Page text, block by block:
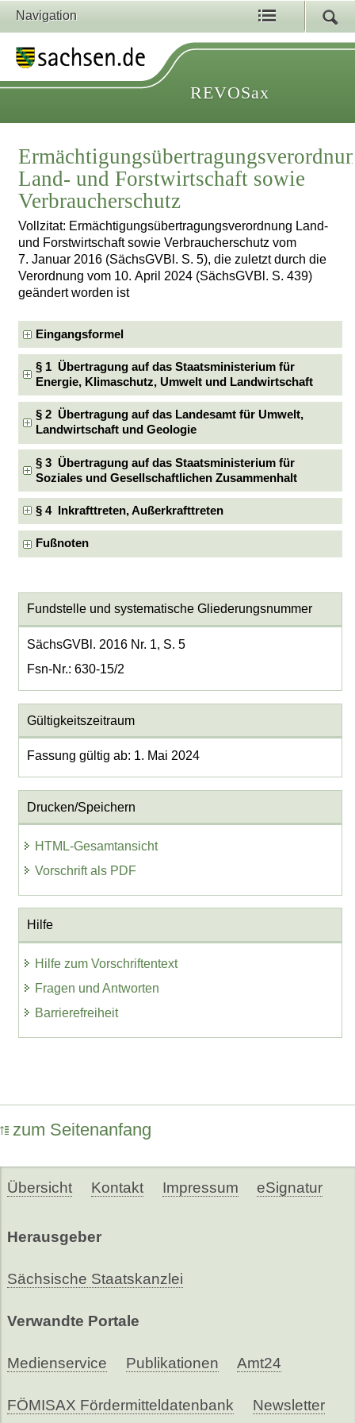
Navigation
REVOSax
Land- und Forstwirtschaft sowie
Verbraucherschutz
Vollzitat: Ermächtigungsübertragungsverordnung Land-
und Forstwirtschaft sowie Verbraucherschutz vom
7. Januar 2016 (SächsGVBl. S. 5), die zuletzt durch die
Verordnung vom 10. April 2024 (SächsGVBl. S. 439)
geändert worden ist
Eingangsformel
§ 1 Übertragung auf das Staatsministerium für
Energie, Klimaschutz, Umwelt und Landwirtschaft
§ 2 Übertragung auf das Landesamt für Umwelt,
Landwirtschaft und Geologie
§ 3 Übertragung auf das Staatsministerium für
Soziales und Gesellschaftlichen Zusammenhalt
§ 4 Inkrafttreten, Außerkrafttreten
Fußnoten
Fundstelle und systematische Gliederungsnummer
SächsGVBl. 2016 Nr. 1, S. 5
Fsn-Nr.: 630-15/2
Gültigkeitszeitraum
Fassung gültig ab: 1. Mai 2024
Drucken/Speichern
HTML-Gesamtansicht
Vorschrift als PDF
Hilfe
Hilfe zum Vorschriftentext
Fragen und Antworten
Barrierefreiheit
zum Seitenanfang
Übersicht Kontakt Impressum eSignatur
Herausgeber
Sächsische Staatskanzlei
Verwandte Portale
Medienservice Publikationen Amt24
FÖMISAX Fördermitteldatenbank Newsletter